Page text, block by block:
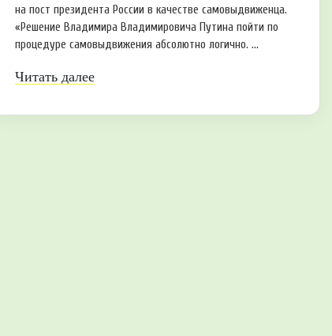
на пост президента России в качестве самовыдвиженца.
«Решение Владимира Владимировича Путина пойти по
процедуре самовыдвижения абсолютно логично. ...
Читать далее